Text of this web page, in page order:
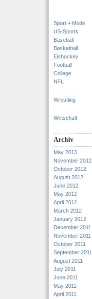
Sport + Mode
US-Sports
Baseball
Basketball
Eishockey
Football
College
NFL
Wrestling
Wirtschaft
Archiv
May 2013
November 2012
October 2012
August 2012
June 2012
May 2012
April 2012
March 2012
January 2012
December 2011
November 2011
October 2011
September 2011
August 2011
July 2011
June 2011
May 2011
April 2011